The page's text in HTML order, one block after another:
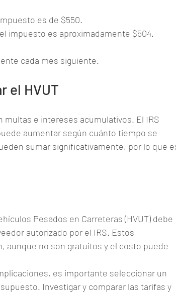
es de $550.
impuesto es aproximadamente $504.
cada mes siguiente.
el HVUT
multas e intereses acumulativos. El IRS
aumentar según cuánto tiempo se
sumar significativamente, por lo que
Pesados en Carreteras (HVUT) debe
autorizado por el IRS. Estos
aunque no son gratuitos y el costo puede
es importante seleccionar un
Investigar y comparar las tarifas y